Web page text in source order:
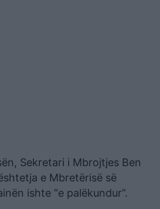
Sekretari i Mbrojtjes Ben
e Mbretërisë së
ishte “e palëkundur”.